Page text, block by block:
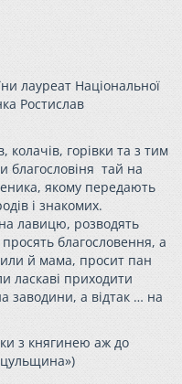
лауреат Національної
Ростислав
колачів, горівки та з тим
благословіня тай на
якому передають
і знакомих.
лавицю, розводять
благословення, а
й мама, просит пан
ласкаві приходити
заводини, а відтак … на
з княгинею аж до